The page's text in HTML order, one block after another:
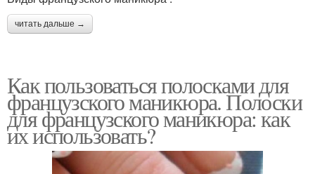
читать дальше →
Как пользоваться полосками для
французского маникюра. Полоски
для французского маникюра: как
их использовать?